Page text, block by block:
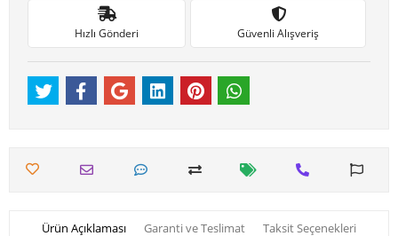
Hızlı Gönderi Güvenli Alışveriş
Ürün Açıklaması Garanti ve Teslimat Taksit Seçenekleri